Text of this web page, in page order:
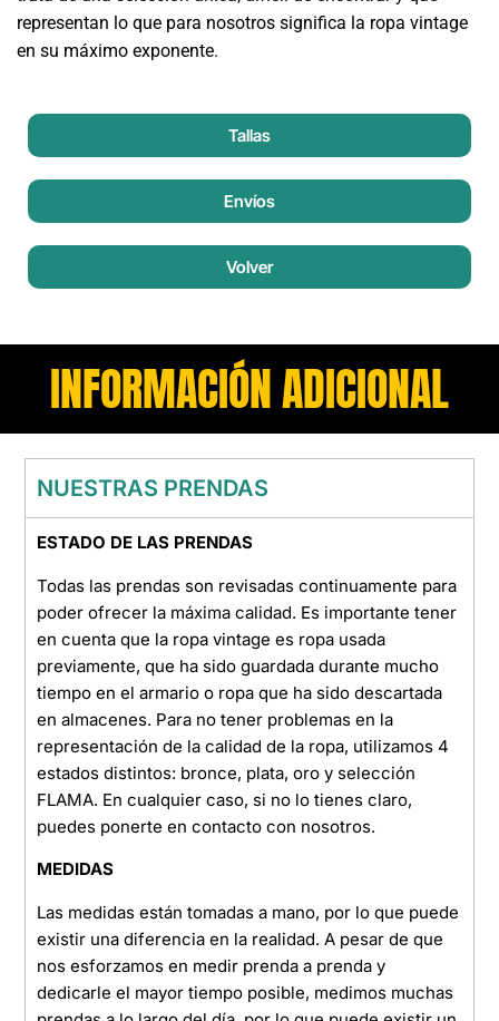
representan lo que para nosotros significa la ropa vintage
en su máximo exponente.
Tallas
Envíos
Volver
INFORMACIÓN ADICIONAL
NUESTRAS PRENDAS
ESTADO DE LAS PRENDAS
Todas las prendas son revisadas continuamente para
poder ofrecer la máxima calidad. Es importante tener
en cuenta que la ropa vintage es ropa usada
previamente, que ha sido guardada durante mucho
tiempo en el armario o ropa que ha sido descartada
en almacenes. Para no tener problemas en la
representación de la calidad de la ropa, utilizamos 4
estados distintos: bronce, plata, oro y selección
FLAMA. En cualquier caso, si no lo tienes claro,
puedes ponerte en contacto con nosotros.
MEDIDAS
Las medidas están tomadas a mano, por lo que puede
existir una diferencia en la realidad. A pesar de que
nos esforzamos en medir prenda a prenda y
dedicarle el mayor tiempo posible, medimos muchas